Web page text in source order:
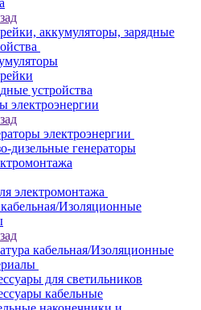
аккумуляторы, зарядные
устройства
электроэнергии
электроэнергии
дизельные генераторы
электромонтажа
Изоляционные
кабельная/Изоляционные
для светильников
кабельные